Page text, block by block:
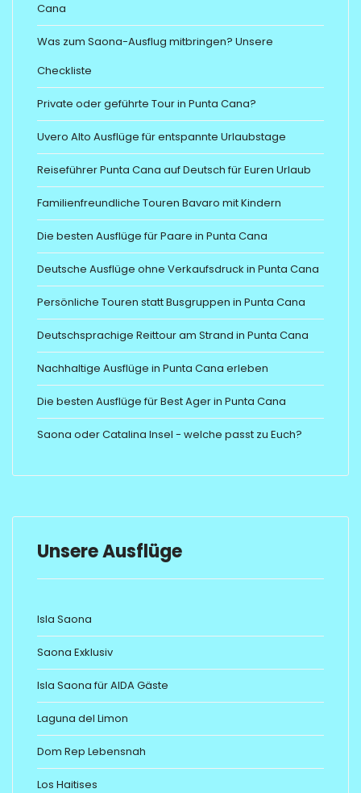
Cana
Was zum Saona-Ausflug mitbringen? Unsere
Checkliste
Private oder geführte Tour in Punta Cana?
Uvero Alto Ausflüge für entspannte Urlaubstage
Reiseführer Punta Cana auf Deutsch für Euren Urlaub
Familienfreundliche Touren Bavaro mit Kindern
Die besten Ausflüge für Paare in Punta Cana
Deutsche Ausflüge ohne Verkaufsdruck in Punta Cana
Persönliche Touren statt Busgruppen in Punta Cana
Deutschsprachige Reittour am Strand in Punta Cana
Nachhaltige Ausflüge in Punta Cana erleben
Die besten Ausflüge für Best Ager in Punta Cana
Saona oder Catalina Insel - welche passt zu Euch?
Unsere Ausflüge
Isla Saona
Saona Exklusiv
Isla Saona für AIDA Gäste
Laguna del Limon
Dom Rep Lebensnah
Los Haitises